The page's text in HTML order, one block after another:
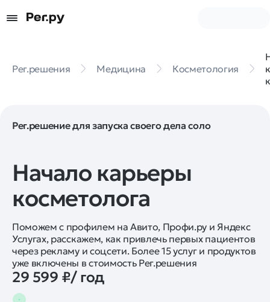
Рег.решения Медицина Косметология
Рег.решение для запуска своего дела соло
Начало карьеры
косметолога
Поможем с профилем на Авито, Профи.ру и Яндекс
Услугах, расскажем, как привлечь первых пациентов
через рекламу и соцсети. Более 15 услуг и продуктов
уже включены в стоимость Рег.решения
29 599 ₽/ год